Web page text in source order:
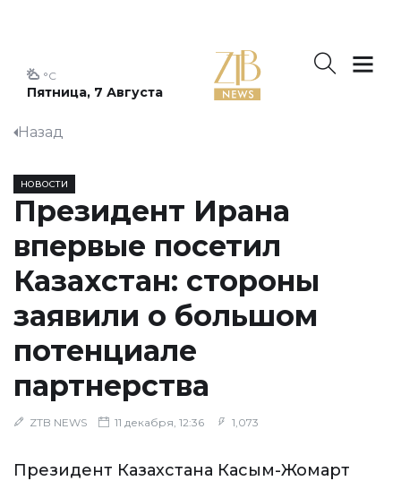
Пятница, 7 Августа
°C
Назад
НОВОСТИ
Президент Ирана
впервые посетил
Казахстан: стороны
заявили о большом
потенциале
партнерства
ZTB NEWS 11 декабря, 12:36 1,073
Президент Казахстана Касым-Жомарт